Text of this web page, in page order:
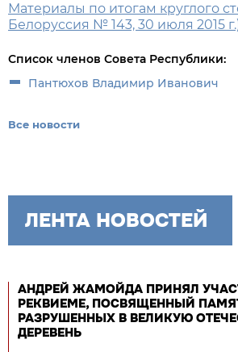
Материалы по итогам круглого
Белоруссия № 143, 30 июля 2015
Список членов Совета Республики:
Пантюхов Владимир Иванович
Все новости
ЛЕНТА НОВОСТЕЙ
АНДРЕЙ ЖАМОЙДА ПРИНЯЛ
РЕКВИЕМЕ, ПОСВЯЩЕННЫЙ
РАЗРУШЕННЫХ В ВЕЛИКУЮ
ДЕРЕВЕНЬ